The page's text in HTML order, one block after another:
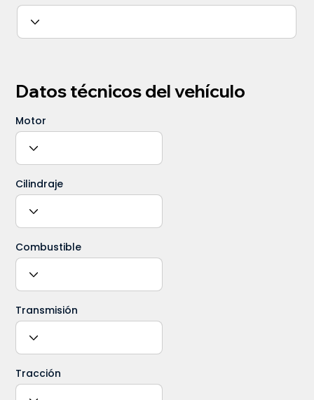
Datos técnicos del vehículo
Motor
Cilindraje
Combustible
Transmisión
Tracción